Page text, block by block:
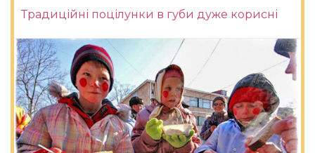
Традиційні поцілунки в губи дуже корисні